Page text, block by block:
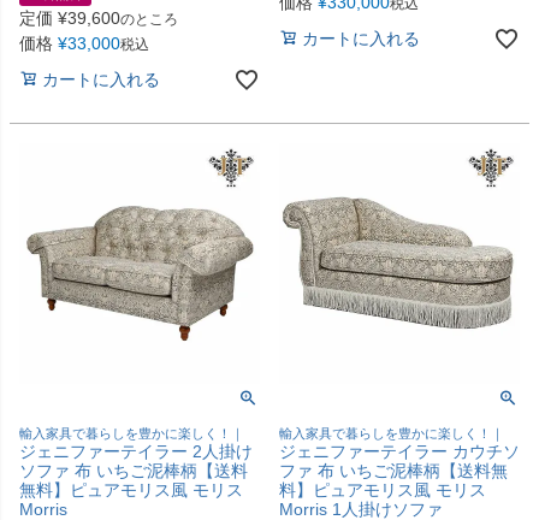
定価 ¥39,600のところ
価格 ¥33,000税込
カートに入れる
カートに入れる
輸入家具で暮らしを豊かに楽しく！｜
ジェニファーテイラー 2人掛け
ソファ 布 いちご泥棒柄【送料
無料】ピュアモリス風 モリス
Morris
輸入家具で暮らしを豊かに楽しく！｜
ジェニファーテイラー カウチソ
ファ 布 いちご泥棒柄【送料無
料】ピュアモリス風 モリス
Morris 1人掛けソファ